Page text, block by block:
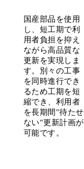
国産部品を使用
し、短工期で利
用者負担を抑え
ながら高品質な
更新を実現しま
す。別々の工事
を同時進行でき
るため工期を短
縮でき、利用者
を長期間"待たせ
ない"更新計画が
可能です。